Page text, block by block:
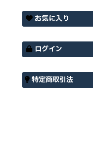
お気に入り
ログイン
特定商取引法